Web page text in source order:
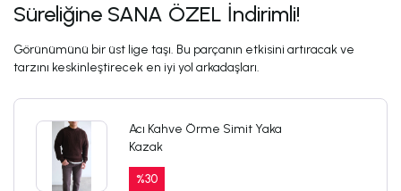
Süreliğine SANA ÖZEL İndirimli!
Görünümünü bir üst lige taşı. Bu parçanın etkisini artıracak ve
tarzını keskinleştirecek en iyi yol arkadaşları.
Acı Kahve Örme Simit Yaka
Kazak
%30